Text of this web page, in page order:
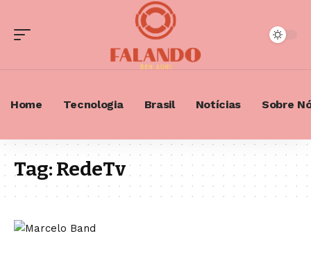
Home Tecnologia Brasil Notícias Sobre
Tag:RedeTv